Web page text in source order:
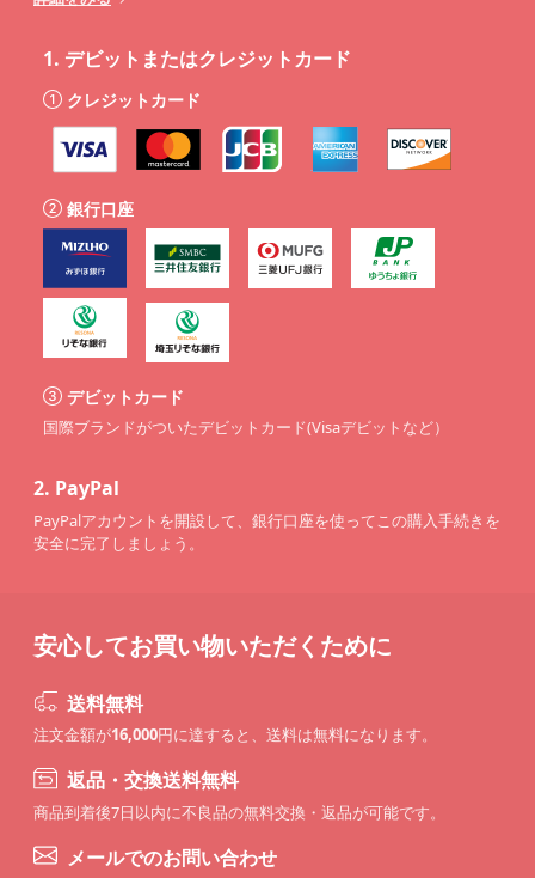
1. デビットまたはクレジットカード
クレジットカード
銀行口座
デビットカード
国際ブランドがついたデビットカード(Visaデビットなど）
2. PayPal
PayPalアカウントを開設して、銀行口座を使ってこの購入手続きを
安全に完了しましょう。
安心してお買い物いただくために
送料無料
注文金額が16,000円に達すると、送料は無料になります。
返品・交換送料無料
商品到着後7日以内に不良品の無料交換・返品が可能です。
メールでのお問い合わせ